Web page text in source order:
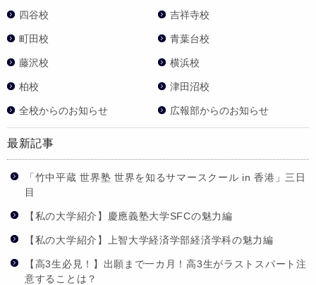
四谷校 吉祥寺校
町田校 青葉台校
藤沢校 横浜校
柏校 津田沼校
全校からのお知らせ 広報部からのお知らせ
最新記事
「竹中平蔵 世界塾 世界を知るサマースクール in 香港」三日
目
【私の大学紹介】慶應義塾大学SFCの魅力編
【私の大学紹介】上智大学経済学部経済学科の魅力編
【高3生必見！】出願まで一カ月！高3生がラストスパート注
意することは？